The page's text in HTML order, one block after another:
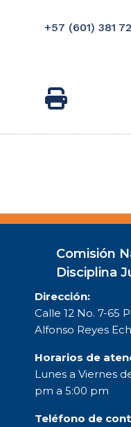
icon
+57 (601) 381
Comisión
Disciplina
Dirección:
Calle 12 No. 7-65
Alfonso Reyes
Horarios de
Lunes a Viernes
pm a 5:00 pm
Teléfono de